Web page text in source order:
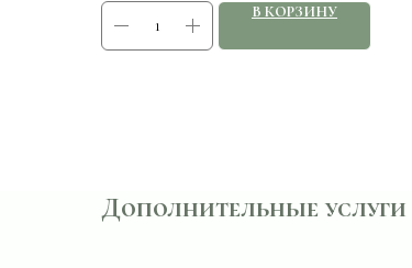
В КОРЗИНУ
Дополнительные услуги